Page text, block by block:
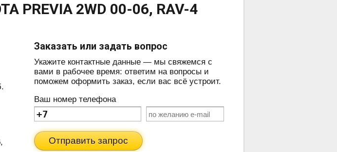
PREVIA 2WD 00-06, RAV-4
Заказать или задать вопрос
Укажите контактные данные — мы свяжемся с
вами в рабочее время: ответим на вопросы и
поможем оформить заказ, если вас всё устроит.
Ваш номер телефона
Отправить запрос